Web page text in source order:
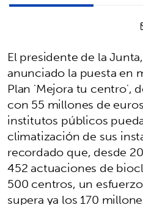
El presidente de la
anunciado la puesta en
Plan 'Mejora tu centro',
con 55 millones de
institutos públicos
climatización de sus
recordado que, desde
452 actuaciones de
500 centros, un
supera ya los 170